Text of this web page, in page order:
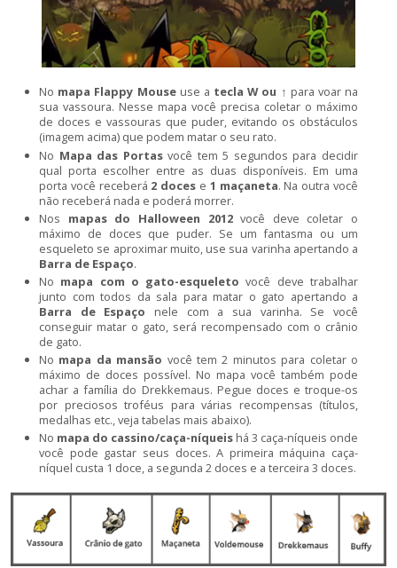
No mapa Flappy Mouseuse a tecla W ou ↑ para voar na
sua vassoura. Nesse mapa você precisa coletar o máximo
de doces e vassouras que puder, evitando os obstáculos
(imagem acima) que podem matar o seu rato.
No Mapa das Portasvocê tem 5 segundos para decidir
qual porta escolher entre as duas disponíveis. Em uma
porta você receberá 2 doces e 1 maçaneta. Na outra você
não receberá nada e poderá morrer.
Nos mapas do Halloween 2012você deve coletar o
máximo de doces que puder. Se um fantasma ou um
esqueleto se aproximar muito, use sua varinha apertando a
Barra de Espaço.
No mapa com o gato-esqueleto você deve trabalhar
junto com todos da sala para matar o gato apertando a
Barra de Espaço nele com a sua varinha. Se você
conseguir matar o gato, será recompensado com o crânio
de gato.
No mapa da mansão você tem 2 minutos para coletar o
máximo de doces possível. No mapa você também pode
achar a família do Drekkemaus. Pegue doces e troque-os
por preciosos troféus para várias recompensas (títulos,
medalhas etc., veja tabelas mais abaixo).
No mapa do cassino/caça-níqueis há 3 caça-níqueis onde
você pode gastar seus doces. A primeira máquina caça-
níquel custa 1 doce, a segunda 2 doces e a terceira 3 doces.